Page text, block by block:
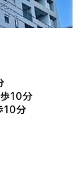
10分
10分